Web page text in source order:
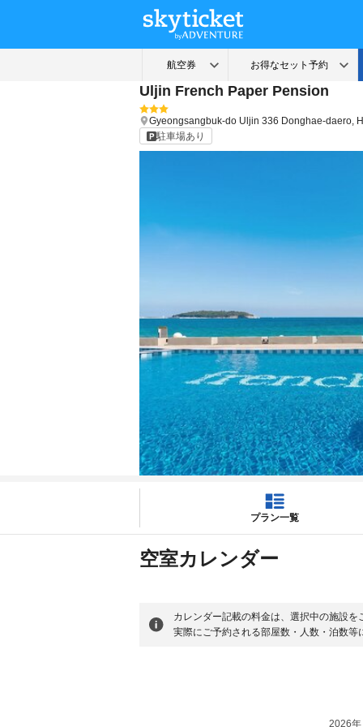
Uljin French Paper Pension
Gyeongsangbuk-do Uljin 336 Donghae-daero,
駐車場あり
プラン一覧
空室カレンダー
カレンダー記載の料金は、選択中の施設を
実際にご予約される部屋数・人数・泊数
2026年